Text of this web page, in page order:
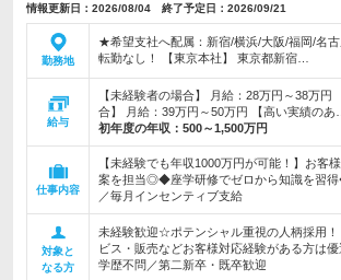
情報更新日：2026/08/04 終了予定日：2026/09/21
勤務地
★希望支社へ配属：新宿/横浜/大阪/福岡/名
転勤なし！ 【東京本社】 東京都新宿…
給与
【未経験者の場合】 月給：28万円～38万円
合】 月給：39万円～50万円 【高い実績のあ…
初年度の年収： 500～1,500万円
仕事内容
【未経験でも年収1000万円が可能！】お客
案を担当◎◆座学研修でゼロから知識を習
／毎月インセンティブ支給
対象と
なる方
未経験歓迎☆ポテンシャル重視の人柄採用！
ビス・販売などお客様対応経験がある方は
学歴不問／第二新卒・既卒歓迎